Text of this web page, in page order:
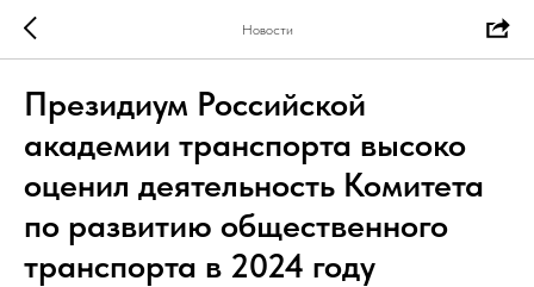
Новости
Президиум Российской
академии транспорта высоко
оценил деятельность Комитета
по развитию общественного
транспорта в 2024 году